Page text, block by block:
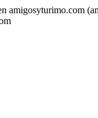
amigosyturimo.com